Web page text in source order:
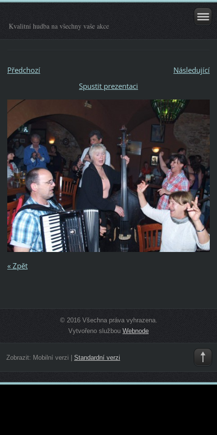
Kvalitní hudba na všechny vaše akce
Předchozí
Následující
Spustit prezentaci
« Zpět
© 2016 Všechna práva vyhrazena.
Vytvořeno službou Webnode
Zobrazit: Mobilní verzi Standardní verzi